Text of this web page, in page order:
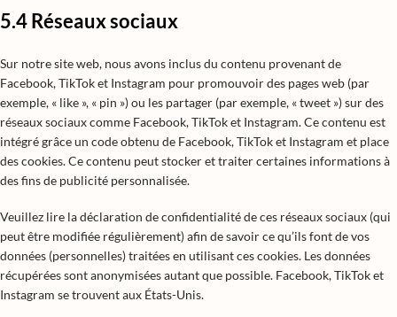
5.4 Réseaux sociaux
Sur notre site web, nous avons inclus du contenu provenant de
Facebook, TikTok et Instagram pour promouvoir des pages web (par
exemple, « like », « pin ») ou les partager (par exemple, « tweet ») sur des
réseaux sociaux comme Facebook, TikTok et Instagram. Ce contenu est
intégré grâce un code obtenu de Facebook, TikTok et Instagram et place
des cookies. Ce contenu peut stocker et traiter certaines informations à
des fins de publicité personnalisée.
Veuillez lire la déclaration de confidentialité de ces réseaux sociaux (qui
peut être modifiée régulièrement) afin de savoir ce qu’ils font de vos
données (personnelles) traitées en utilisant ces cookies. Les données
récupérées sont anonymisées autant que possible. Facebook, TikTok et
Instagram se trouvent aux États-Unis.